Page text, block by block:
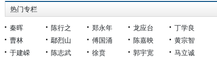
热门专栏
秦晖 陈行之 郑永年 龙应台
丁学良
曹林
鄢烈山 傅国涌 陈嘉映
黄宗智
于建嵘
陈志武 徐贲 郭宇宽 马立诚